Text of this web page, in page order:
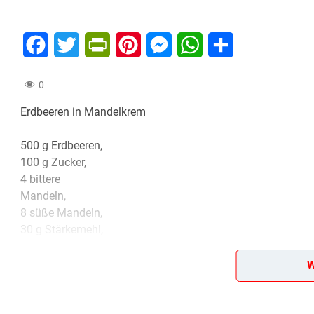
FacebookTwitter PrintFriendly
PinterestMessengerWhatsApp
0
Erdbeeren in Mandelkrem
500 g Erdbeeren,
100 g Zucker,
4 bittere
Mandeln,
8 süße Mandeln,
30 g Stärkemehl,